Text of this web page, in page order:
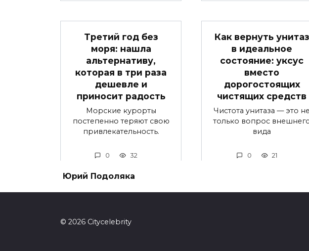
Третий год без
моря: нашла
альтернативу,
которая в три раза
дешевле и
приносит радость
Морские курорты
постепенно теряют свою
привлекательность.
0 32
Как вернуть унитаз
в идеальное
состояние: уксус
вместо
дорогостоящих
чистящих средств
Чистота унитаза — это не
только вопрос
вида
0 21
Юрий Подоляка
© 2026 Сitycelebrity